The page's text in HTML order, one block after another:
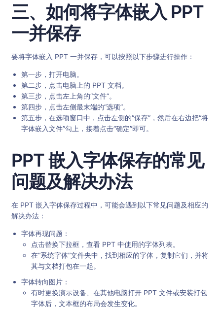
三、如何将字体嵌入 PPT
一并保存
要将字体嵌入 PPT 一并保存，可以按照以下步骤进行操作：
第一步，打开电脑。
第二步，点击电脑上的 PPT 文档。
第三步，点击左上角的“文件”。
第四步，点击左侧最末端的“选项”。
第五步，在选项窗口中，点击左侧的“保存”，然后在右边把“将
字体嵌入文件”勾上，接着点击“确定”即可。
PPT 嵌入字体保存的常见
问题及解决办法
在 PPT 嵌入字体保存过程中，可能会遇到以下常见问题及相应的
解决办法：
字体再现问题：
点击替换下拉框，查看 PPT 中使用的字体列表。
在“系统字体”文件夹中，找到相应的字体，复制它们，并将
其与文档打包在一起。
字体转向图片：
有时更换演示设备、在其他电脑打开 PPT 文件或安装打包
字体后，文本框的布局会发生变化。